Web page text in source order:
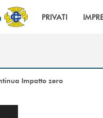
PRIVATI
Impatto zero